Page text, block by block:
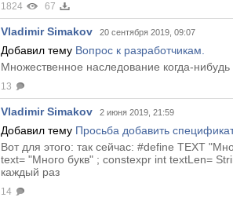
1824 67
Vladimir Simakov 20 сентября 2019, 09:07
Добавил тему Вопрос к разработчикам.
Множественное наследование когда-нибудь
13
Vladimir Simakov 2 июня 2019, 21:59
Добавил тему Просьба добавить
Вот для этого: так сейчас: #define TEXT
text= "Много букв" ; constexpr int textLen=
каждый раз
14